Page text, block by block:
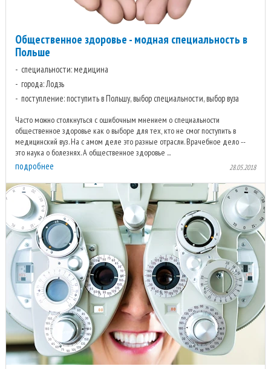
Общественное здоровье - модная специальность в
Польше
специальности: медицина
города: Лодзь
поступление: поступить в Польшу, выбор специальности, выбор вуза
Часто можно столкнуться с ошибочным мнением о специальности
общественное здоровье как о выборе для тех, кто не смог поступить в
медицинский вуз. На с амом деле это разные отрасли. Врачебное дело --
это наука о болезнях. А общественное здоровье ...
подробнее 28.05.2018